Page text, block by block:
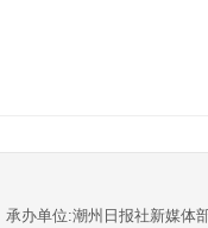
办单位:潮州日报社新媒体